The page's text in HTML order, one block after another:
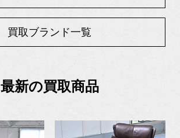
買取ブランド一覧
最新の買取商品